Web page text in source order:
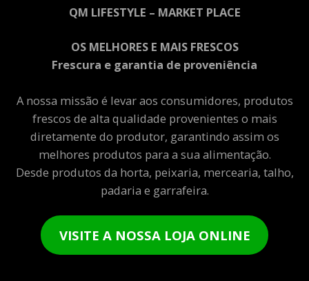
QM LIFESTYLE – MARKET PLACE
OS MELHORES E MAIS FRESCOS
Frescura e garantia de proveniência
A nossa missão é levar aos consumidores, produtos
frescos de alta qualidade provenientes o mais
diretamente do produtor, garantindo assim os
melhores produtos para a sua alimentação.
Desde produtos da horta, peixaria, mercearia, talho,
padaria e garrafeira.
VISITE A NOSSA LOJA ONLINE